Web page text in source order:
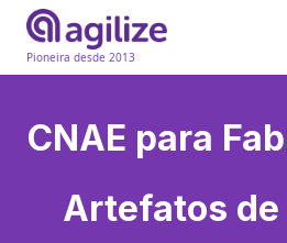
Pioneira desde 2013
CNAE para
Artefatos